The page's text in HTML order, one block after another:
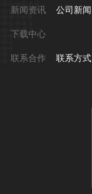
新闻资讯 公司新闻
下载中心
联系合作 联系方式